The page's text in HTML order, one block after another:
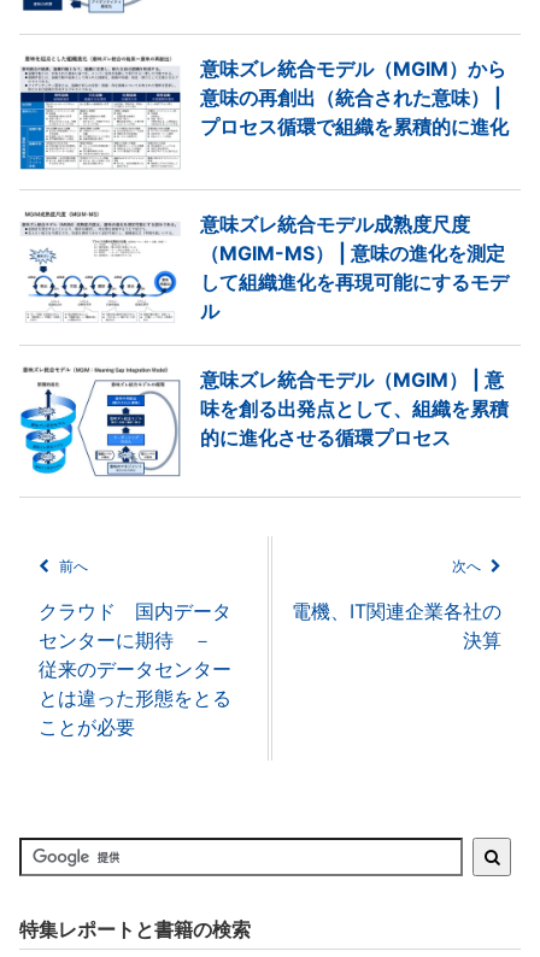
意味ズレ統合モデル（MGIM）から
意味の再創出（統合された意味） |
プロセス循環で組織を累積的に進化
意味ズレ統合モデル成熟度尺度
（MGIM-MS） | 意味の進化を測定
して組織進化を再現可能にするモデ
ル
意味ズレ統合モデル（MGIM） | 意
味を創る出発点として、組織を累積
的に進化させる循環プロセス
前へ
クラウド 国内データ
センターに期待 －
従来のデータセンター
とは違った形態をとる
ことが必要
次へ
電機、IT関連企業各社の
決算
特集レポートと書籍の検索